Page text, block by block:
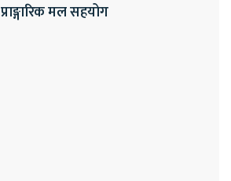
प्राङ्गारिक मल सहयोग